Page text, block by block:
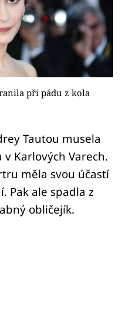
při pádu z kola
Tautou musela
Karlových Varech.
měla svou účastí
Pak ale spadla z
obličejík.